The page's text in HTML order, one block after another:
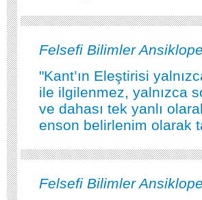
Felsefi Bilimler
"Kant’ın Eleştirisi
ile ilgilenmez, yalnızca
ve dahası tek yanlı
enson belirlenim olarak
Felsefi Bilimler